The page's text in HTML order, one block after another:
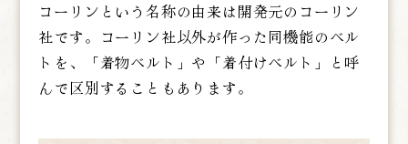
コーリンという名称の由来は開発元のコーリン
社です。コーリン社以外が作った同機能のベル
トを、「着物ベルト」や「着付けベルト」と呼
んで区別することもあります。